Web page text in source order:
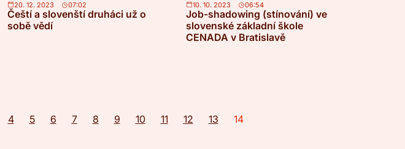
20. 12. 2023 07:02
Čeští a slovenští druháci už o
sobě vědí
10. 10. 2023 06:54
Job-shadowing (stínování) ve
slovenské základní škole
CENADA v Bratislavě
4 5 6 7 8 9 10 11 12 13 14